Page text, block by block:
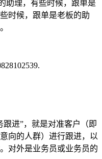
助理，有些时候，跟单是
时候，跟单是老板的助
进”，就是对准客户（即
向的人群）进行跟进，以
对外是业务员或业务员的